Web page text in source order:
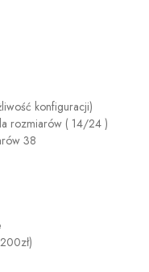
konfiguracji)
rozmiarów ( 14/24 )
38
200zł)